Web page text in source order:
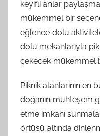
keyifli anlar
mükemmel bir
eğlence dolu
dolu mekanlarıyla
çekecek mükemmel
Piknik alanlarının en
doğanın muhteşem
etme imkanı
örtüsü altında